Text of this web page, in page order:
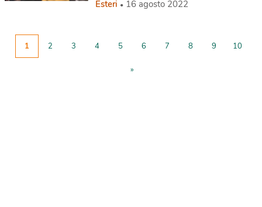
Esteri 16 agosto 2022
1 2 3 4 5 6 7 8 9 10
»